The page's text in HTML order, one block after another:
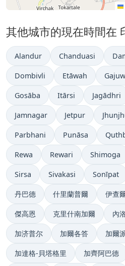
其他城市的現在時間在
Alandur Chanduasi
Dombivli Etāwah
Gosāba Itārsi Jagādhri
Jamnagar Jetpur
Parbhani Punāsa
Rewa Rewari Shimoga
Sirsa Sivakasi Sonīpat
丹巴德 什里蘭普爾 伊查
傑高恩 克里什南加爾 內
加济普尔 加爾各答 加爾
加達格-貝塔格里 加齊阿巴德